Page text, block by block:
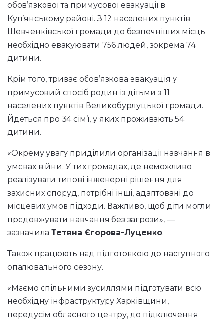
обов’язкової та примусової евакуації в
Куп’янському районі. З 12 населених пунктів
Шевченківської громади до безпечніших місць
необхідно евакуювати 756 людей, зокрема 74
дитини.
Крім того, триває обов’язкова евакуація у
примусовий спосіб родин із дітьми з 11
населених пунктів Великобурлуцької громади.
Йдеться про 34 сім’ї, у яких проживають 54
дитини.
«Окрему увагу приділили організації навчання в
умовах війни. У тих громадах, де неможливо
реалізувати типові інженерні рішення для
захисних споруд, потрібні інші, адаптовані до
місцевих умов підходи. Важливо, щоб діти могли
продовжувати навчання без загрози», —
зазначила Тетяна Єгорова-Луценко.
Також працюють над підготовкою до наступного
опалювального сезону.
«Маємо спільними зусиллями підготувати всю
необхідну інфраструктуру Харківщини,
передусім обласного центру, до підключення